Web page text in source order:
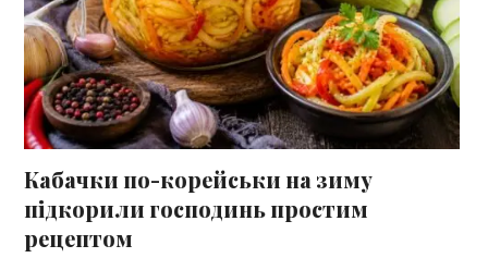
Кабачки по-корейськи на зиму
підкорили господинь простим
рецептом